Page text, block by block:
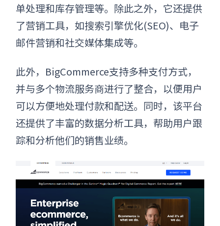
单处理和库存管理等。除此之外，它还提供
了营销工具，如搜索引擎优化(SEO)、电子
邮件营销和社交媒体集成等。
此外，BigCommerce支持多种支付方式，
并与多个物流服务商进行了整合，以便用户
可以方便地处理付款和配送。同时，该平台
还提供了丰富的数据分析工具，帮助用户跟
踪和分析他们的销售业绩。